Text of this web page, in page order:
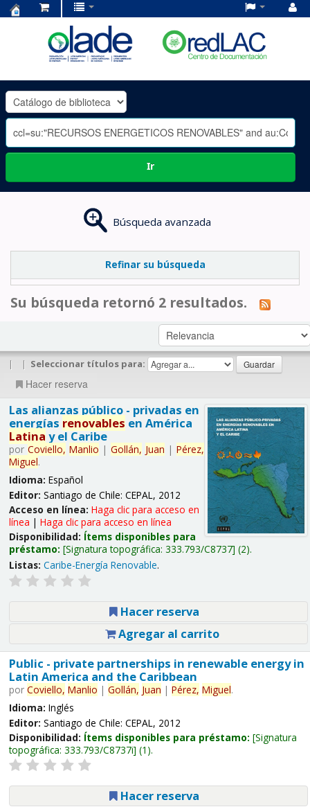
OLADE
-
Ir
Búsqueda avanzada
Refinar su búsqueda
Su búsqueda retornó 2 resultados.
| | Seleccionar títulos para:
Hacer reserva
Las alianzas público - privadas en
energías renovables en América
Latina y el Caribe
por Coviello, Manlio | Gollán, Juan | Pérez,
Miguel.
Idioma: Español
Editor: Santiago de Chile: CEPAL, 2012
Acceso en línea: Haga clic para acceso en
línea | Haga clic para acceso en línea
Disponibilidad: Ítems disponibles para
préstamo: Signatura topográfica: 333.793/C8737 (2).
Listas: Caribe-Energía Renovable.
Hacer reserva
Agregar al carrito
Public - private partnerships in renewable energy in
Latin America and the Caribbean
por Coviello, Manlio | Gollán, Juan | Pérez, Miguel.
Idioma: Inglés
Editor: Santiago de Chile: CEPAL, 2012
Disponibilidad: Ítems disponibles para préstamo: Signatura
topográfica: 333.793/C8737i (1).
Hacer reserva